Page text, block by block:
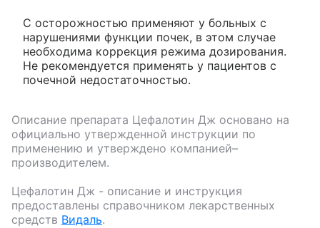
С осторожностью применяют у больных с
нарушениями функции почек, в этом случае
необходима коррекция режима дозирования.
Не рекомендуется применять у пациентов с
почечной недостаточностью.
Описание препарата Цефалотин Дж основано на
официально утвержденной инструкции по
применению и утверждено компанией–
производителем.
Цефалотин Дж - описание и инструкция
предоставлены справочником лекарственных
средств Видаль.